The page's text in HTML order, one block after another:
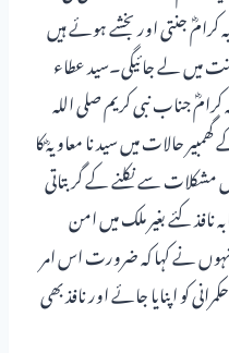
جنتی اور بخشے ہوئے ہیں
میں لے جائیگی۔سید عطاء
جناب نبی کریم صلی اللہ
حالات میں سید نا معاویہؓ کا
سے نکلنے کے گر بتاتی
کئے بغیر ملک میں امن
نے کہا کہ ضرورت اس امر
کو اپنایا جائے اور نافذ بھی